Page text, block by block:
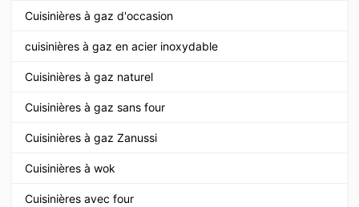
Cuisinières à gaz d'occasion
cuisinières à gaz en acier inoxydable
Cuisinières à gaz naturel
Cuisinières à gaz sans four
Cuisinières à gaz Zanussi
Cuisinières à wok
Cuisinières avec four